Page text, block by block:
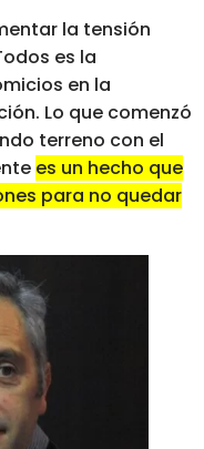
la tensión
es la
en la
Lo que comenzó
terreno con el
es un hecho que
para no quedar